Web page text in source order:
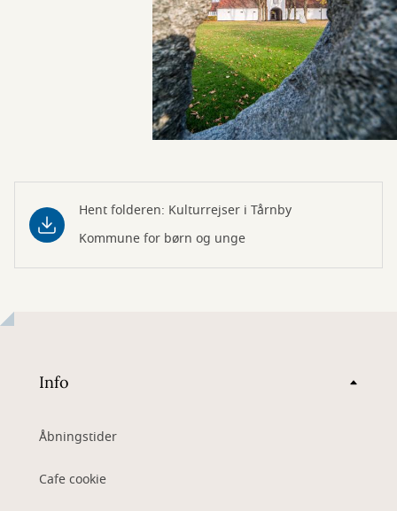
Hent folderen: Kulturrejser i Tårnby
Kommune for børn og unge
Info
Åbningstider
Cafe cookie